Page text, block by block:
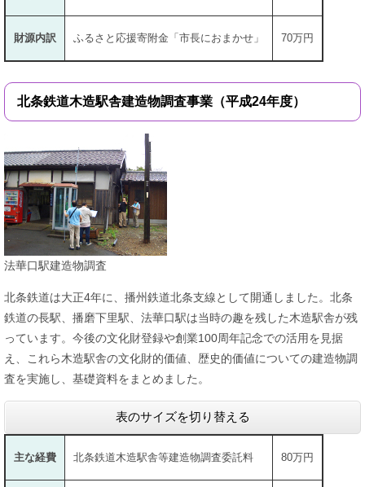
財源内訳 ふるさと応援寄附金「市長におまかせ」 70万円
北条鉄道木造駅舎建造物調査事業（平成24年度）
法華口駅建造物調査
北条鉄道は大正4年に、播州鉄道北条支線として開通しました。北条
鉄道の長駅、播磨下里駅、法華口駅は当時の趣を残した木造駅舎が残
っています。今後の文化財登録や創業100周年記念での活用を見据
え、これら木造駅舎の文化財的価値、歴史的価値についての建造物調
査を実施し、基礎資料をまとめました。
表のサイズを切り替える
主な経費 北条鉄道木造駅舎等建造物調査委託料 80万円